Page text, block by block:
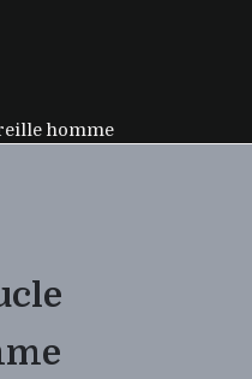
homme